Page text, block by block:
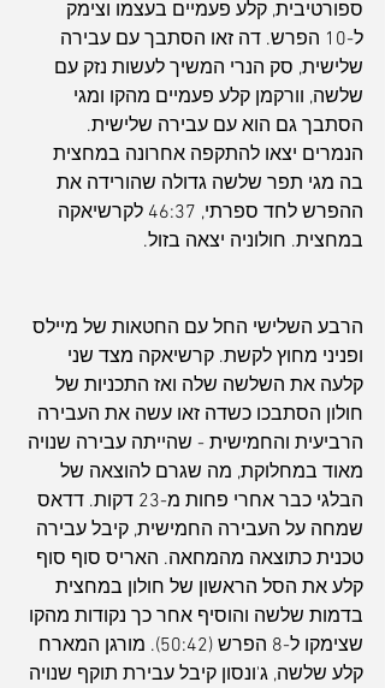
ספורטיבית, קלע פעמיים בעצמו וצימק
ל-10 הפרש. דה זאו הסתבך עם עבירה
שלישית, סק הנרי המשיך לעשות נזק עם
שלשה, וורקמן קלע פעמיים מהקו ומגי
הסתבך גם הוא עם עבירה שלישית.
הנמרים יצאו להתקפה אחרונה במחצית
בה מגי תפר שלשה גדולה שהורידה את
ההפרש לחד ספרתי, 46:37 לקרשיאקה
במחצית. חולוניה יצאה בזול.
הרבע השלישי החל עם החטאות של מיילס
ופניני מחוץ לקשת. קרשיאקה מצד שני
קלעה את השלשה שלה ואז התכניות של
חולון הסתבכו כשדה זאו עשה את העבירה
הרביעית והחמישית - שהייתה עבירה שנויה
מאוד במחלוקת, מה שגרם להוצאה של
הבלגי כבר אחרי פחות מ-23 דקות. דדאס
שמחה על העבירה החמישית, קיבל עבירה
טכנית כתוצאה מהמחאה. האריס סוף סוף
קלע את הסל הראשון של חולון במחצית
בדמות שלשה והוסיף אחר כך נקודות מהקו
שצימקו ל-8 הפרש (50:42). מורגן המארח
קלע שלשה, ג'ונסון קיבל עבירת תוקף שנויה